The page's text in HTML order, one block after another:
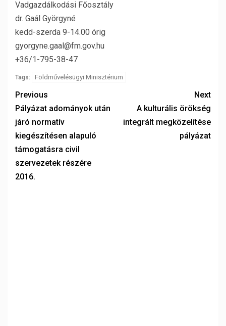
Vadgazdálkodási Főosztály
dr. Gaál Györgyné
kedd-szerda 9-14.00 órig
gyorgyne.gaal@fm.gov.hu
+36/1-795-38-47
Tags: Földművelésügyi Minisztérium
Previous
Pályázat adományok után
járó normatív
kiegészítésen alapuló
támogatásra civil
szervezetek részére
2016.
Next
A kulturális örökség
integrált megközelítése
pályázat